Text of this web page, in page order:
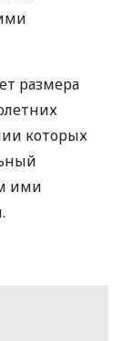
размера
которых
ими